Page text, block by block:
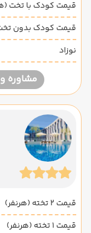
قیمت کودک با تخت
قیمت کودک بدون
نوزاد
مشاوره و
قیمت 2 تخته (هرنفر)
قیمت 1 تخته (هرنفر)